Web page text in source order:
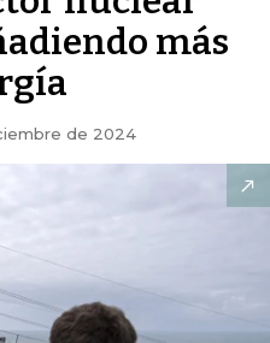
más
de 2024